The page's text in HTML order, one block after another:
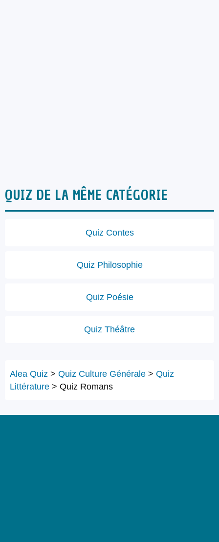
QUIZ DE LA MÊME CATÉGORIE
Quiz Contes
Quiz Philosophie
Quiz Poésie
Quiz Théâtre
Alea Quiz > Quiz Culture Générale > Quiz
Littérature > Quiz Romans